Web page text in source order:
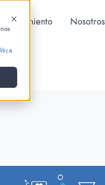
Conocimiento Nosotros